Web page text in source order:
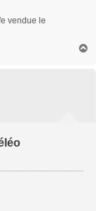
vendue le